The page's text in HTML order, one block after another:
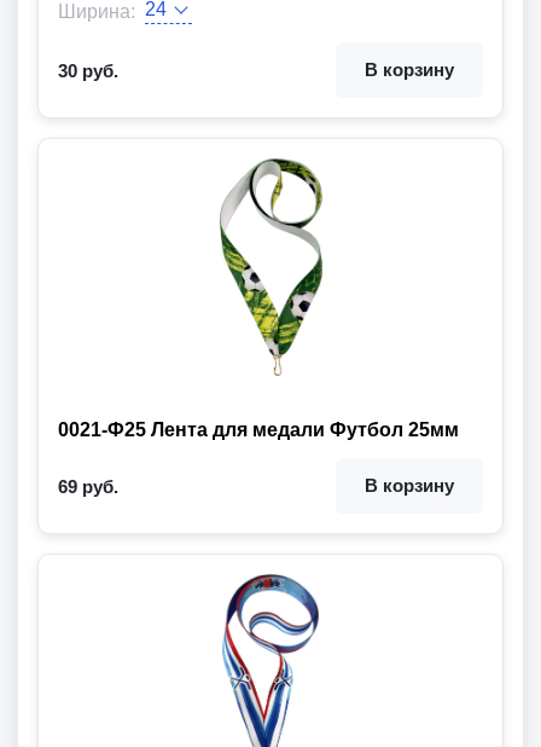
Ширина:
30 руб.
В корзину
0021-Ф25 Лента для медали Футбол 25мм
69 руб. В корзину